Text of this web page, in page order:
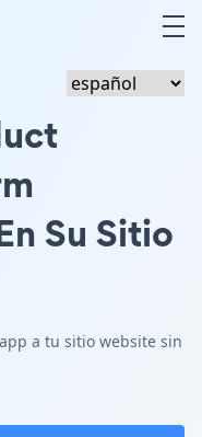
Su Sitio
a tu sitio website sin